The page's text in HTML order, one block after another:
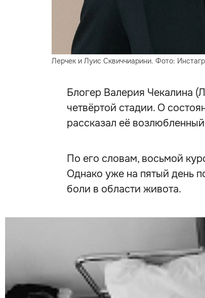
Лерчек и Луис Сквиччиарини. Фото:
Блогер Валерия Чекалина
четвёртой стадии. О
рассказал её
По его словам, восьмой
Однако уже на пятый день
боли в области живота.